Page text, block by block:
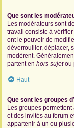
Que sont les
Les modérateurs sont
travail consiste à
ont le pouvoir de
déverrouiller, déplacer,
modèrent.
partent en hors-sujetou
Haut
Que sont les groupes
Les groupes
et des invités au forum
appartenir à un ou